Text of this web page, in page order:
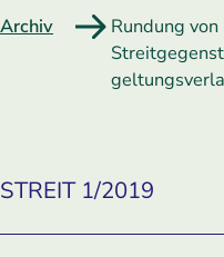
Archiv
Rundung
STREIT 1/2019